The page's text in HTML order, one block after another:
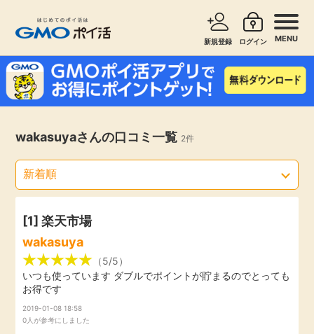
新規登録 ログイン MENU
お知らせ
新着
高還元
無料
サービスで探す ショッピングで探す
旅行・レンタカー
エンタメ
クレジットカード
wakasuyaさんの口コミ一覧 2件
[1]楽天市場
wakasuya
（5/5）
いつも使っています ダブルでポイントが貯まるのでとっても
お得です
2019-01-08 18:58
0人が参考にしました